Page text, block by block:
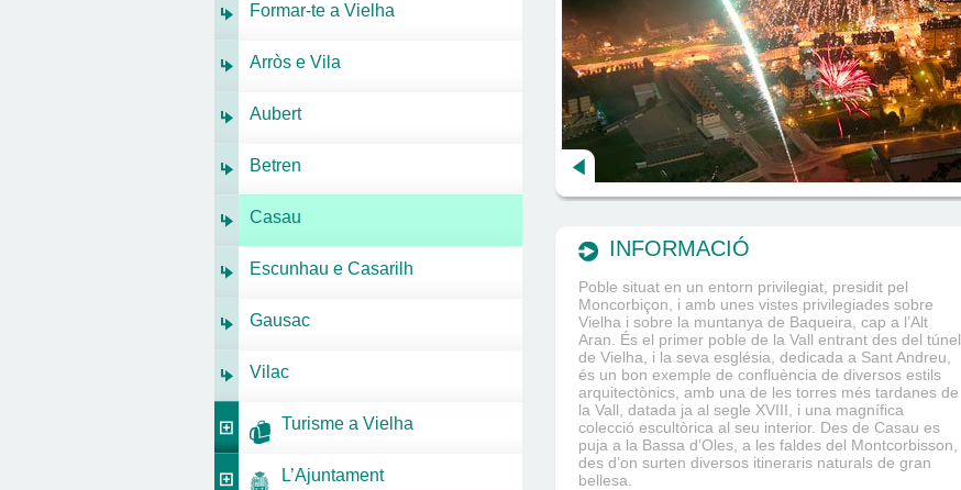
Formar-te a Vielha
Arròs e Vila
Aubert
Betren
Casau
Escunhau e Casarilh
Gausac
Vilac
Turisme a Vielha
L’Ajuntament
INFORMACIÓ
Poble situat en un entorn privilegiat, presidit pel
Moncorbiçon, i amb unes vistes privilegiades sobre
Vielha i sobre la muntanya de Baqueira, cap a l’Alt
Aran. És el primer poble de la Vall entrant des del túnel
de Vielha, i la seva església, dedicada a Sant Andreu,
és un bon exemple de confluència de diversos estils
arquitectònics, amb una de les torres més tardanes de
la Vall, datada ja al segle XVIII, i una magnífica
colecció escultòrica al seu interior. Des de Casau es
puja a la Bassa d’Oles, a les faldes del Montcorbisson,
des d’on surten diversos itineraris naturals de gran
bellesa.